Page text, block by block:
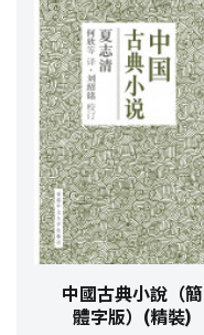
中國古典小說（簡
體字版）(精裝)